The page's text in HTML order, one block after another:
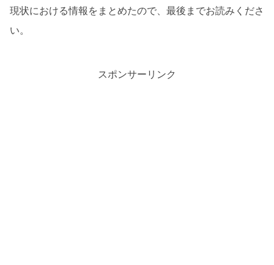
現状における情報をまとめたので、最後までお読みくださ
い。
スポンサーリンク